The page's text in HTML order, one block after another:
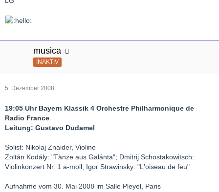
musica
INAKTIV
5. Dezember 2008
19:05 Uhr Bayern Klassik 4 Orchestre Philharmonique de
Radio France
Leitung: Gustavo Dudamel
Solist: Nikolaj Znaider, Violine
Zoltán Kodály: "Tänze aus Galánta"; Dmitrij Schostakowitsch:
Violinkonzert Nr. 1 a-moll; Igor Strawinsky: "L'oiseau de feu"
Aufnahme vom 30. Mai 2008 im Salle Pleyel, Paris